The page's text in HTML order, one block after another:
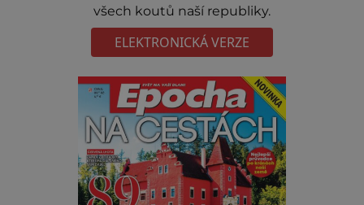
všech koutů naší republiky.
ELEKTRONICKÁ VERZE